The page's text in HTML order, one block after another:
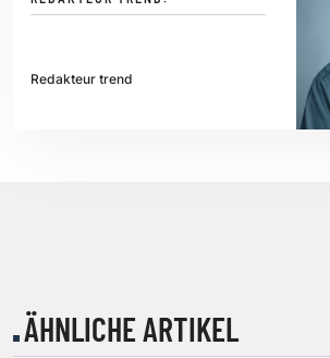
Redakteur trend
ÄHNLICHE ARTIKEL